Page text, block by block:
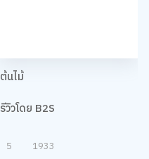
ต้นไม้
รีวิวโดย B2S
5 1933